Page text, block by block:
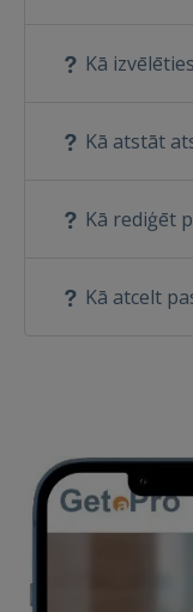
Kā
Kā atstāt
Kā rediģēt
Kā atcelt